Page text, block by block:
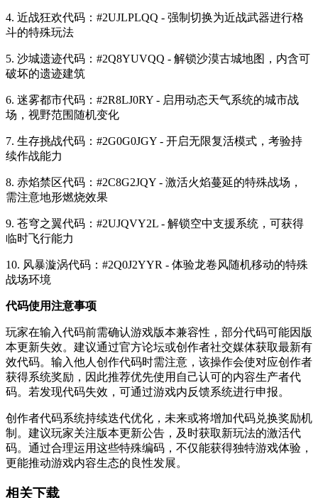
4. 近战狂欢代码：#2UJLPLQQ - 强制切换为近战武器进行格
斗的特殊玩法
5. 沙城遗迹代码：#2Q8YUVQQ - 解锁沙漠古城地图，内含可
破坏的遗迹建筑
6. 迷雾都市代码：#2R8LJ0RY - 启用动态天气系统的城市战
场，视野范围随机变化
7. 生存挑战代码：#2G0G0JGY - 开启无限复活模式，考验持
续作战能力
8. 赤焰禁区代码：#2C8G2JQY - 激活火焰蔓延的特殊战场，
需注意地形燃烧效果
9. 苍穹之翼代码：#2UJQVY2L - 解锁空中支援系统，可获得
临时飞行能力
10. 风暴漩涡代码：#2Q0J2YYR - 体验龙卷风随机移动的特殊
战场环境
代码使用注意事项
玩家在输入代码前需确认游戏版本兼容性，部分代码可能因版
本更新失效。建议通过官方论坛或创作者社交媒体获取最新有
效代码。输入他人创作代码时需注意，该操作会使对应创作者
获得系统奖励，因此推荐优先使用自己认可的内容生产者代
码。若发现代码失效，可通过游戏内反馈系统进行申报。
创作者代码系统持续迭代优化，未来或将增加代码兑换奖励机
制。建议玩家关注版本更新公告，及时获取新玩法的激活代
码。通过合理运用这些特殊编码，不仅能获得独特游戏体验，
更能推动游戏内容生态的良性发展。
相关下载